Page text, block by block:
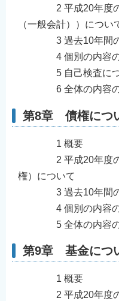
2 平成20年度の「
（一般会計））につい
3 過去10年間の残
4 個別の内容の
5 自己検査につ
6 全体の内容の
第8章 債権につ
1 概要
2 平成20年度の「
権）について
3 過去10年間の残
4 個別の内容の
5 全体の内容の
第9章 基金につ
1 概要
2 平成20年度の「